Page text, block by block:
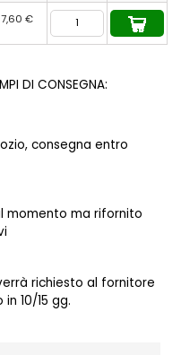
7,60 €
DI CONSEGNA:
consegna entro
momento ma rifornito
verrà richiesto al fornitore
10/15 gg.